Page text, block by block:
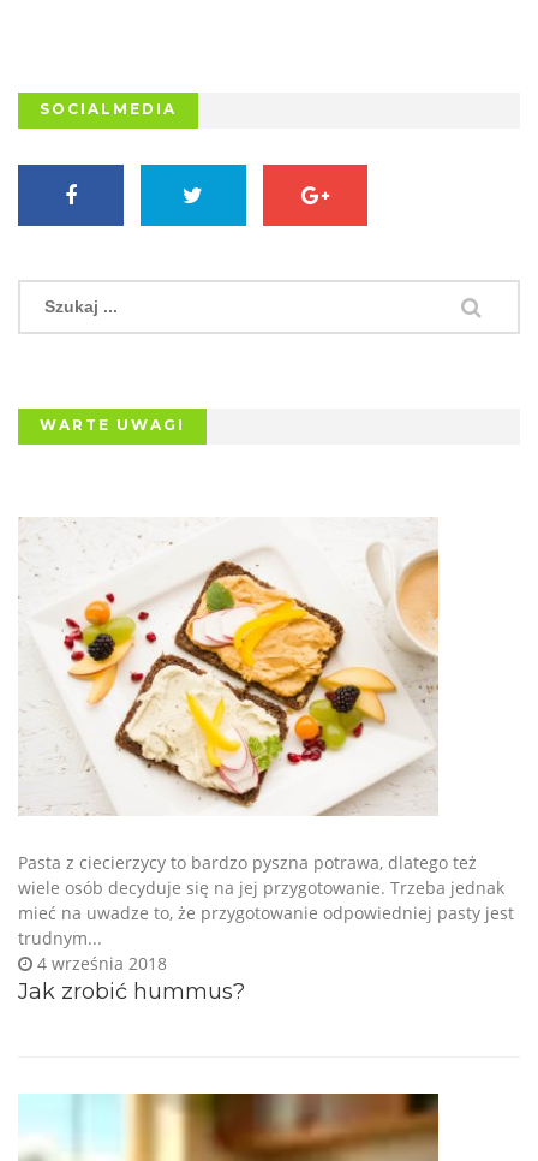
SOCIALMEDIA
WARTE UWAGI
Jak zrobić hummus?
4 września 2018
Pasta z ciecierzycy to bardzo pyszna potrawa, dlatego też
wiele osób decyduje się na jej przygotowanie. Trzeba jednak
mieć na uwadze to, że przygotowanie odpowiedniej pasty jest
trudnym...